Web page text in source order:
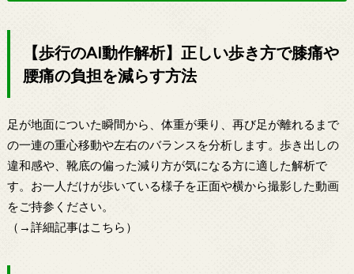
【歩行のAI動作解析】正しい歩き方で膝痛や
腰痛の負担を減らす方法
足が地面についた瞬間から、体重が乗り、再び足が離れるまで
の一連の重心移動や左右のバランスを分析します。歩き出しの
違和感や、靴底の偏った減り方が気になる方に適した解析で
す。お一人だけが歩いている様子を正面や横から撮影した動画
をご持参ください。
（→詳細記事はこちら）